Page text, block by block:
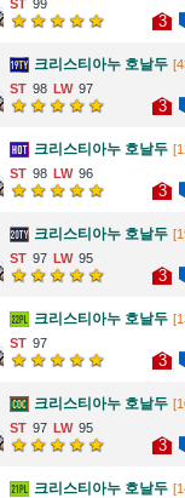
99
3
크리스티아누 호날두
98
97
3
크리스티아누 호날두
98
96
3
크리스티아누 호날두
97
95
3
크리스티아누 호날두
97
3
크리스티아누 호날두
97
95
3
크리스티아누 호날두